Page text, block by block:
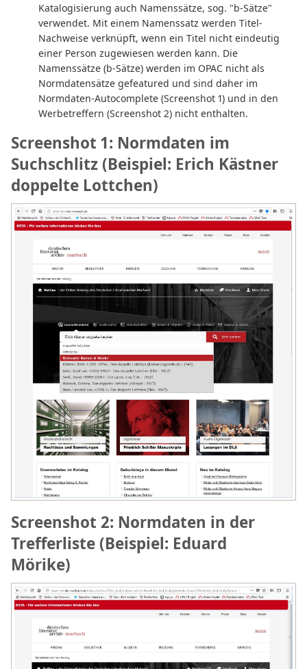
Katalogisierung auch Namenssätze, sog. "b-Sätze"
verwendet. Mit einem Namenssatz werden Titel-
Nachweise verknüpft, wenn ein Titel nicht eindeutig
einer Person zugewiesen werden kann. Die
Namenssätze (b-Sätze) werden im OPAC nicht als
Normdatensätze gefeatured und sind daher im
Normdaten-Autocomplete (Screenshot 1) und in den
Werbetreffern (Screenshot 2) nicht enthalten.
Screenshot 1: Normdaten im
Suchschlitz (Beispiel: Erich Kästner
doppelte Lottchen)
Screenshot 2: Normdaten in der
Trefferliste (Beispiel: Eduard
Mörike)